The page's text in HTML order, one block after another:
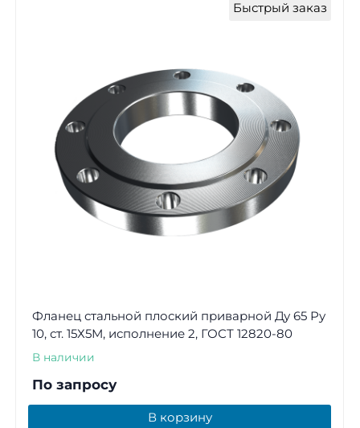
Быстрый заказ
Фланец стальной плоский приварной Ду 65 Ру
10, ст. 15Х5М, исполнение 2, ГОСТ 12820-80
В наличии
По запросу
В корзину